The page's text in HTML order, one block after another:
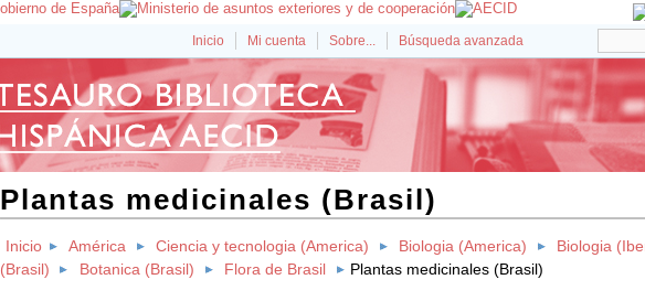
Inicio Mi cuenta Sobre... Búsqueda avanzada
Plantas medicinales (Brasil)
Inicio América Ciencia y tecnologia (America) Biologia (America) Biologia
(Brasil)
Botanica (Brasil) Flora de Brasil Plantas medicinales (Brasil)